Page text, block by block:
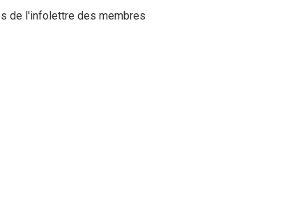
de l'infolettre des membres